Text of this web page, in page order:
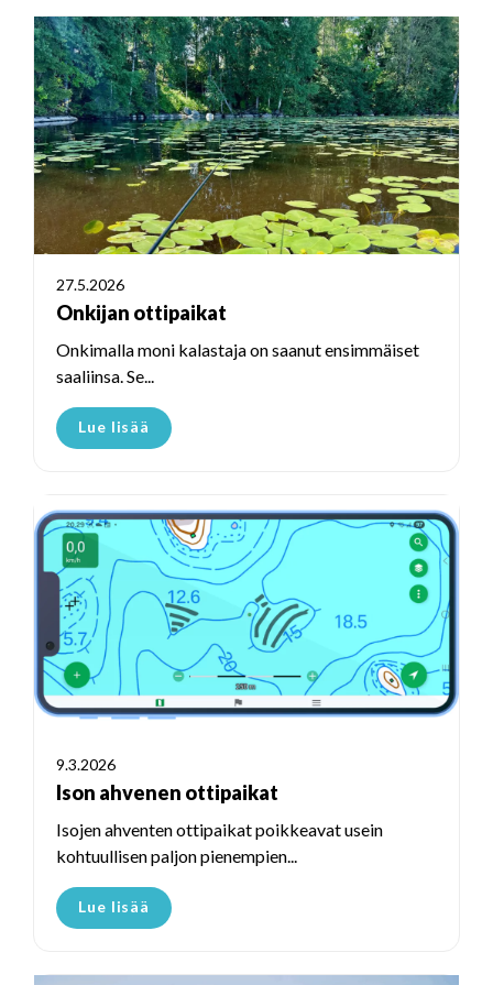
27.5.2026
Onkijan ottipaikat
Onkimalla moni kalastaja on saanut ensimmäiset
saaliinsa. Se...
Lue lisää
9.3.2026
Ison ahvenen ottipaikat
Isojen ahventen ottipaikat poikkeavat usein
kohtuullisen paljon pienempien...
Lue lisää